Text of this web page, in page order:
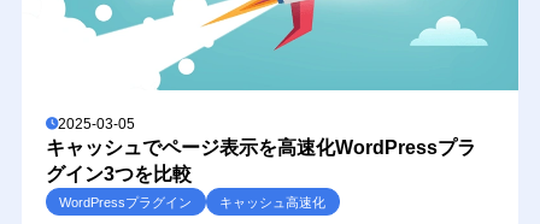
2025-03-05
キャッシュでページ表示を高速化WordPressプラ
グイン3つを比較
WordPressプラグイン キャッシュ高速化